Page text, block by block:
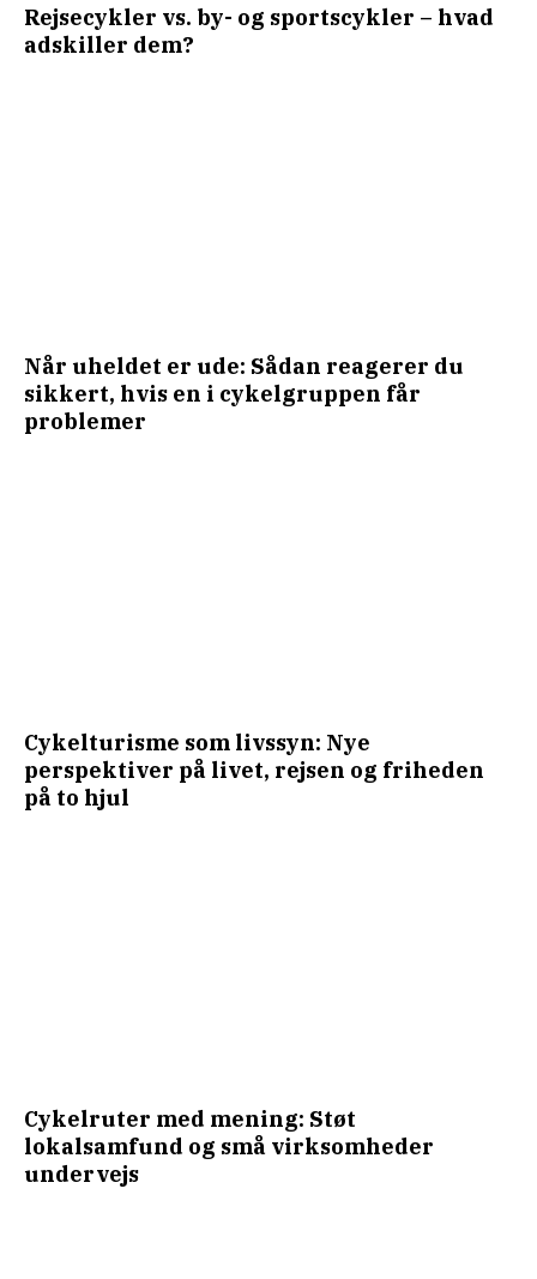
Rejsecykler vs. by- og sportscykler – hvad
adskiller dem?
Når uheldet er ude: Sådan reagerer du
sikkert, hvis en i cykelgruppen får
problemer
Cykelturisme som livssyn: Nye
perspektiver på livet, rejsen og friheden
på to hjul
Cykelruter med mening: Støt
lokalsamfund og små virksomheder
undervejs